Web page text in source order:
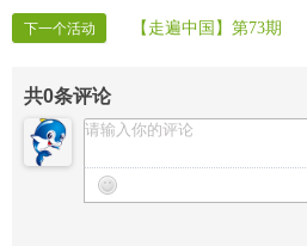
下一个活动 【走遍中国】第73期
共0条评论